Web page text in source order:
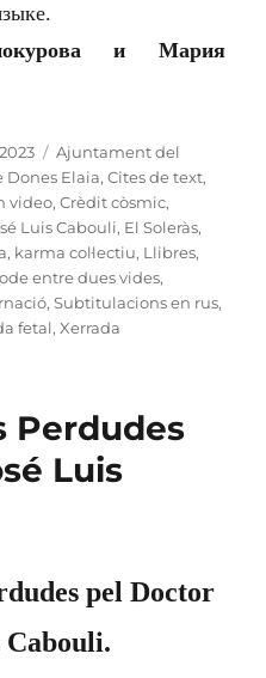
и Мария
Categories
Ajuntament del
Dones Elaia,Cites de text,
video,Crèdit còsmic,
Luis Cabouli, El Soleràs,
, karma col·lectiu, Llibres,
entre dues vides,
,Subtitulacions en rus,
fetal,Xerrada
Perdudes
Luis
pel Doctor
Cabouli.